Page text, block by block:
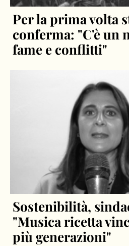
Per la prima volta
conferma: "C'è un
fame e conflitti"
Sostenibilità,
"Musica ricetta
più generazioni"